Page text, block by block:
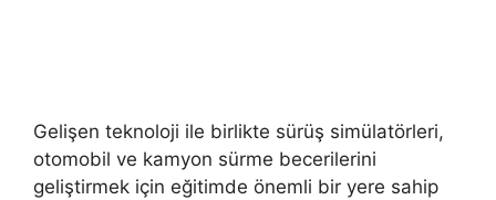
Gelişen teknoloji ile birlikte sürüş simülatörleri,
otomobil ve kamyon sürme becerilerini
geliştirmek için eğitimde önemli bir yere sahip